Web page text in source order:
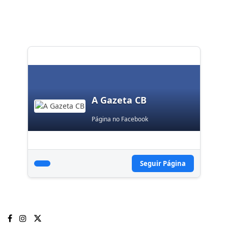
A Gazeta CB
Página no Facebook
Seguir Página